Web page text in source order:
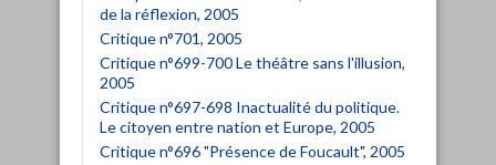
de la réflexion, 2005
Critique n°701, 2005
Critique n°699-700 Le théâtre sans l'illusion,
2005
Critique n°697-698 Inactualité du politique.
Le citoyen entre nation et Europe, 2005
Critique n°696 "Présence de Foucault", 2005